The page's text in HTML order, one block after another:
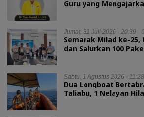
Guru yang
Jumat, 31 Juli 2026 - 20:39
Semarak Milad ke-25,
dan Salurkan 100
Sabtu, 1 Agustus 2026 - 11:28
Dua Longboat
Taliabu, 1 Nelayan